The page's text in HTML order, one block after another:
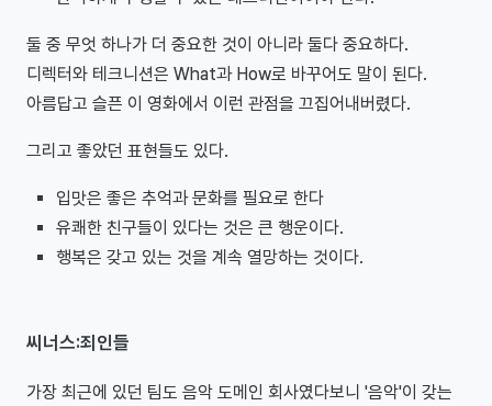
둘 중 무엇 하나가 더 중요한 것이 아니라 둘다 중요하다.
디렉터와 테크니션은 What과 How로 바꾸어도 말이 된다.
아름답고 슬픈 이 영화에서 이런 관점을 끄집어내버렸다.
그리고 좋았던 표현들도 있다.
입맛은 좋은 추억과 문화를 필요로 한다
유쾌한 친구들이 있다는 것은 큰 행운이다.
행복은 갖고 있는 것을 계속 열망하는 것이다.
씨너스:죄인들
가장 최근에 있던 팀도 음악 도메인 회사였다보니 '음악'이 갖는